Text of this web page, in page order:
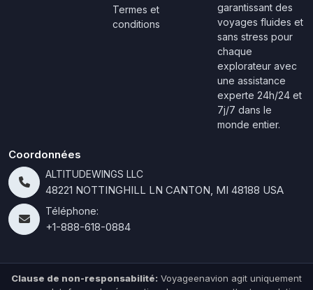
Termes et
conditions
garantissant des
voyages fluides et
sans stress pour
chaque
explorateur avec
une assistance
experte 24h/24 et
7j/7 dans le
monde entier.
Coordonnées
ALTITUDEWINGS LLC
48221 NOTTINGHILL LN CANTON, MI 48188 USA
Téléphone:
+1-888-618-0884
Clause de non-responsabilité: Voyageenavion agit uniquement